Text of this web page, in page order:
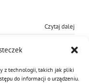
z technologii, takich jak pliki
do informacji o urządzeniu.
Czytaj dalej